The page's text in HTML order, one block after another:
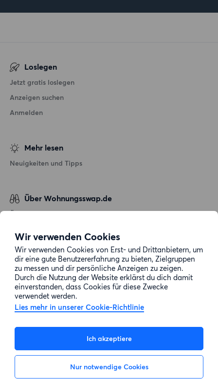
Wir verwenden Cookies
Wir verwenden Cookies von Erst- und Drittanbietern, um
dir eine gute Benutzererfahrung zu bieten, Zielgruppen
zu messen und dir persönliche Anzeigen zu zeigen.
Durch die Nutzung der Website erklärst du dich damit
einverstanden, dass Cookies für diese Zwecke
verwendet werden.
Lies mehr in unserer Cookie-Richtlinie
Ich akzeptiere
Nur notwendige Cookies
Loslegen
Jetzt gratis loslegen
Anzeigen suchen
Anmelden
Mehr lesen
Neuigkeiten und Tipps
Über Wohnungsswap.de
Über uns
Datenschutz
Cookie-Richtlinie
Sitemap
E-Mail-Adresse: